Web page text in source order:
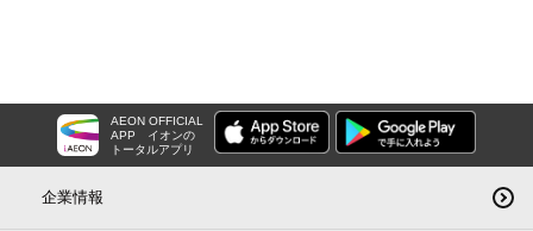
AEON OFFICIAL
APP
イオンの
トータルアプリ
企業情報